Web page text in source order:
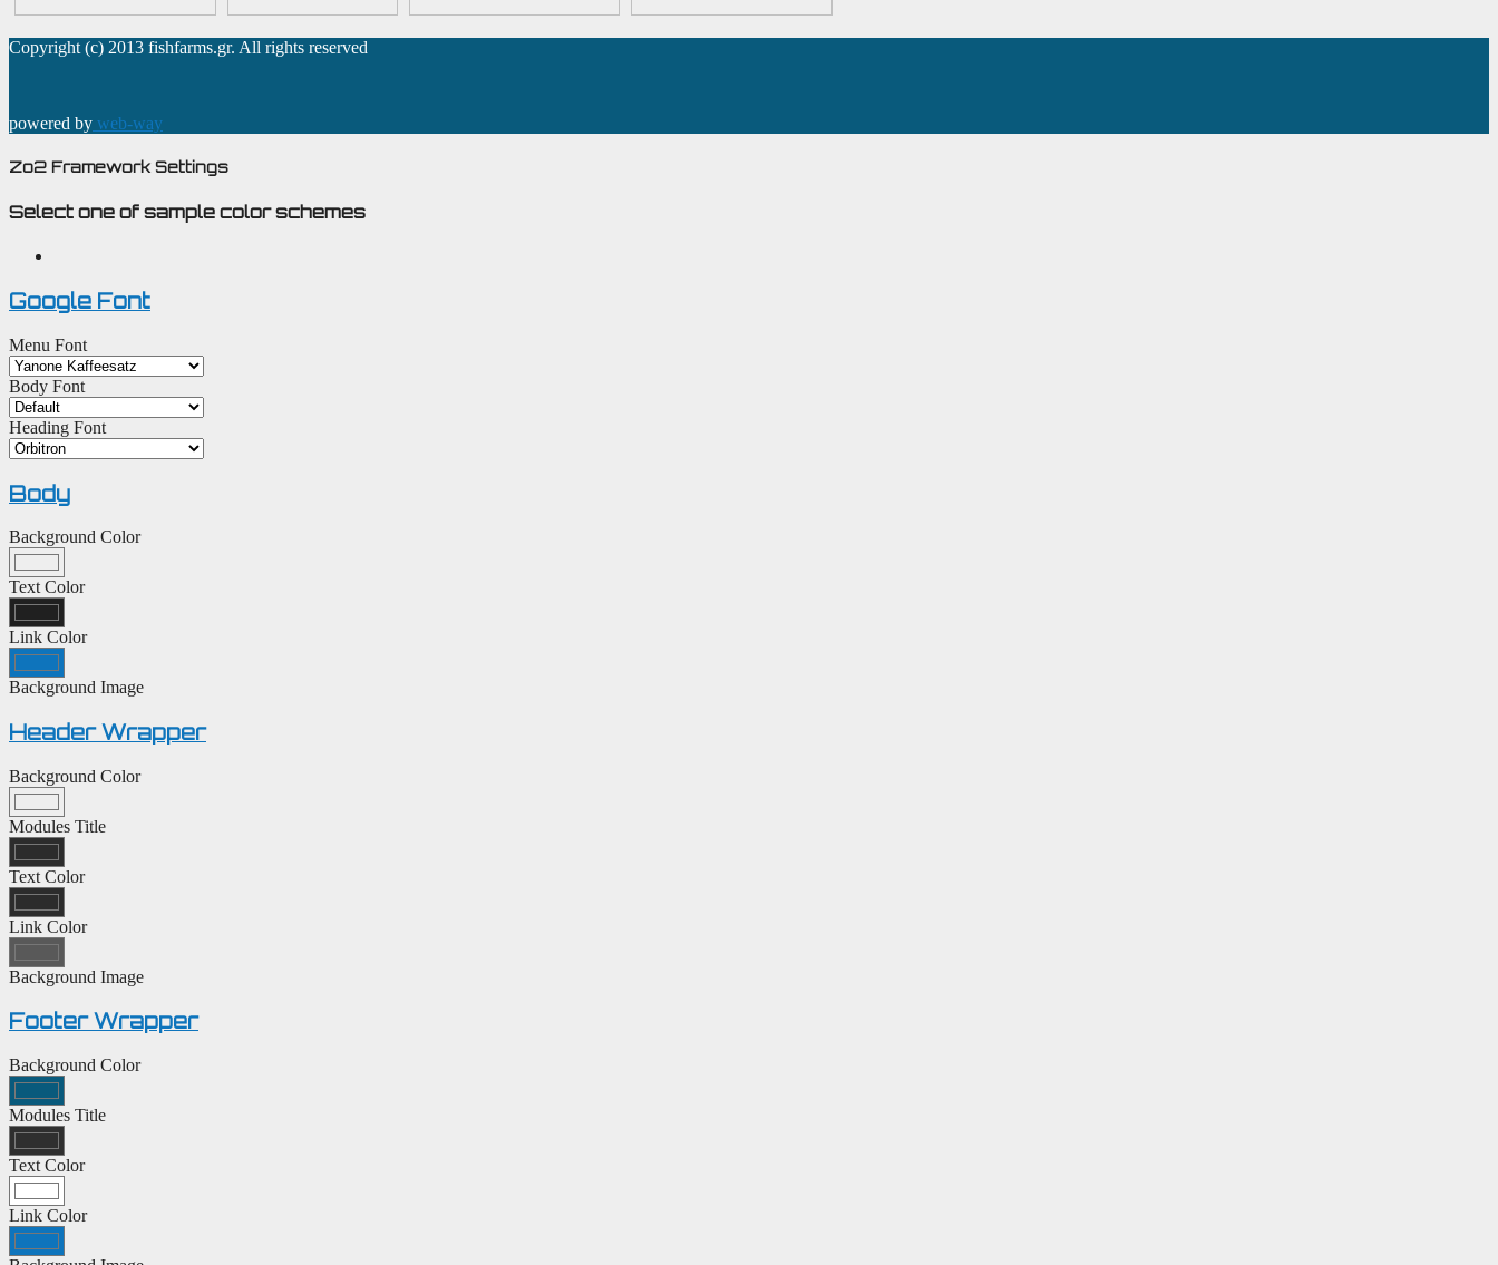
Copyright (c) 2013 fishfarms.gr. All rights reserved
powered by web-way
Zo2 Framework Settings
Select one of sample color schemes
Google Font
Menu Font
Body Font
Heading Font
Body
Background Color
Text Color
Link Color
Background Image
Header Wrapper
Background Color
Modules Title
Text Color
Link Color
Background Image
Footer Wrapper
Background Color
Modules Title
Text Color
Link Color